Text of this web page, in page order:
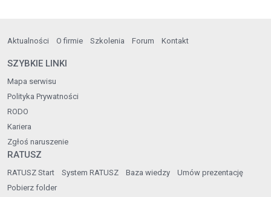
Aktualności O firmie Szkolenia Forum Kontakt
SZYBKIE LINKI
Mapa serwisu
Polityka Prywatności
RODO
Kariera
Zgłoś naruszenie
RATUSZ
RATUSZ Start System RATUSZ Baza wiedzy
Umów prezentację
Pobierz folder